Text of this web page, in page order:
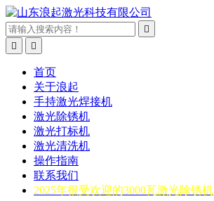



首页
关于浪起
手持激光焊接机
激光除锈机
激光打标机
激光清洗机
操作指南
联系我们
2025年很受欢迎的3000瓦激光除锈机